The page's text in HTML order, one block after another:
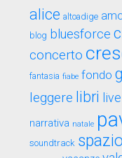
alice altoadige
blog bluesforce
concerto
fantasia fiabe fondo
leggere libri live
narrativa natale
soundtrack